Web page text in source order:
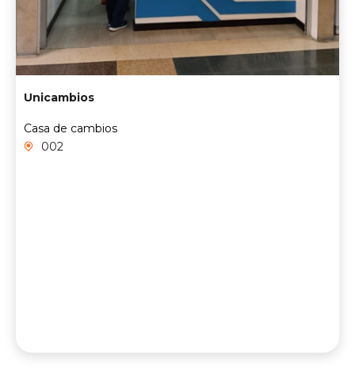
Unicambios
Casa de cambios
002